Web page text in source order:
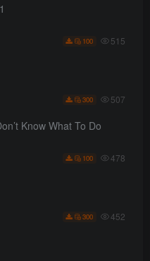
100 515
300 507
Know What To Do
100 478
300 452